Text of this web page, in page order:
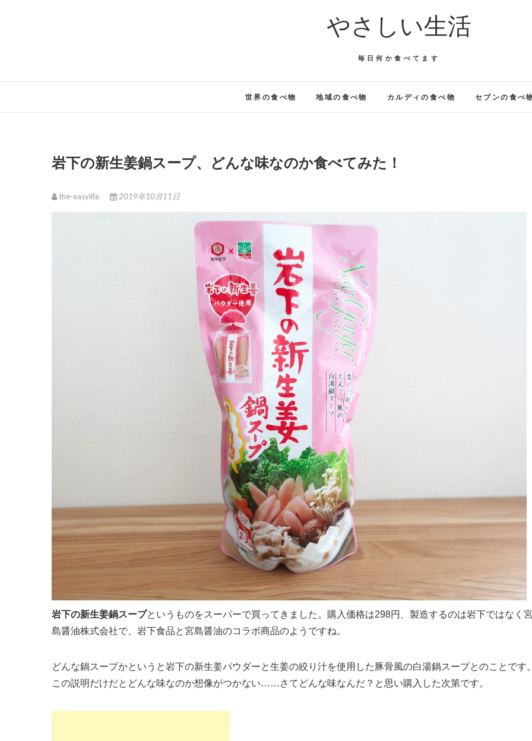
やさしい生活
毎日何か食べてます
世界の食べ物 地域の食べ物 カルディの食べ物 セブンの食べ
岩下の新生姜鍋スープ、どんな味なのか食べてみた！
the-easylife 2019年10月11日
岩下の新生姜鍋スープというものをスーパーで買ってきました。購入価格は298円、製造するのは岩下ではなく
島醤油株式会社で、岩下食品と宮島醤油のコラボ商品のようですね。
どんな鍋スープかというと岩下の新生姜パウダーと生姜の絞り汁を使用した豚骨風の白湯鍋スープとのことです
この説明だけだとどんな味なのか想像がつかない……さてどんな味なんだ？と思い購入した次第です。